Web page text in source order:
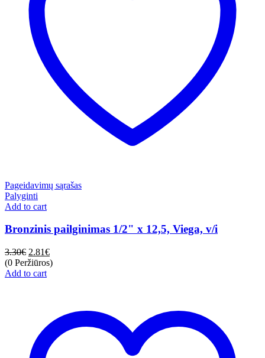
Pageidavimų sąrašas
Palyginti
Add to cart
Bronzinis pailginimas 1/2" x 12,5, Viega, v/i
3.30€ 2.81€
(0 Peržiūros)
Add to cart